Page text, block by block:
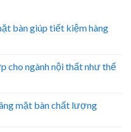
bàn giúp tiết kiệm hàng
cho ngành nội thất như thế
mặt bàn chất lượng